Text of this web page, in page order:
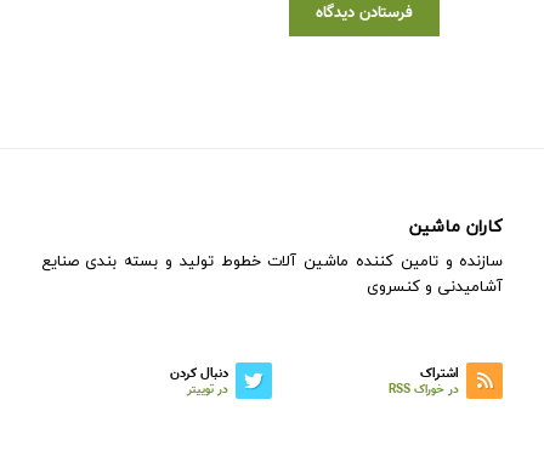
کاران ماشین
سازنده و تامین کننده ماشین آلات خطوط تولید و بسته بندی صنایع
آشامیدنی و کنسروی
دنبال کردن
در توییتر
اشتراک
در خوراک RSS